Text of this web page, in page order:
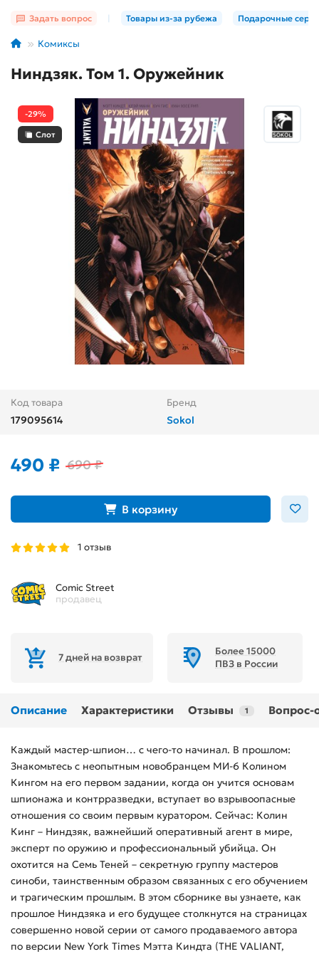
Задать вопрос Товары из-за рубежа Подарочные
Комиксы
Ниндзяк. Том 1. Оружейник
-29%
Слот
Код товара
179095614
Бренд
Sokol
490 ₽ 690 ₽
В корзину
1 отзыв
Comic Street
продавец
7 дней на возврат
Более 15000
ПВЗ в России
Описание Характеристики Отзывы 1 Вопрос-
Каждый мастер-шпион… с чего-то начинал. В прошлом:
Знакомьтесь с неопытным новобранцем МИ-6 Колином
Кингом на его первом задании, когда он учится основам
шпионажа и контрразведки, вступает во взрывоопасные
отношения со своим первым куратором. Сейчас: Колин
Кинг – Ниндзяк, важнейший оперативный агент в мире,
эксперт по оружию и профессиональный убийца. Он
охотится на Семь Теней – секретную группу мастеров
синоби, таинственным образом связанных с его обучением
и трагическим прошлым. В этом сборнике вы узнаете, как
прошлое Ниндзяка и его будущее столкнутся на страницах
совершенно новой серии от самого продаваемого автора
по версии New York Times Мэтта Киндта (THE VALIANT,